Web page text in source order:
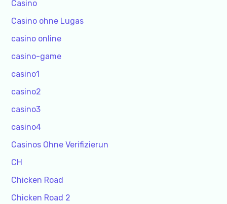
Casino
Casino ohne Lugas
casino online
casino-game
casino1
casino2
casino3
casino4
Casinos Ohne Verifizierun
CH
Chicken Road
Chicken Road 2